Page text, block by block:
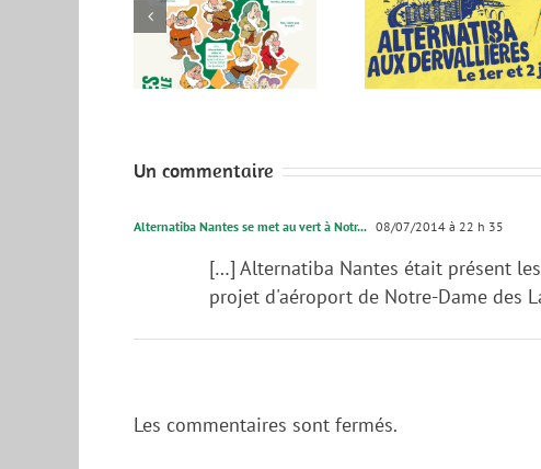
Tour Alternatiba
aux Dervallières,
le 1er et 2 juin
Soirée
28 Septembre
BASE
Un commentaire
Alternatiba Nantes se met au vert à Notr... 08/07/2014 à 22 h 35
[…] Alternatiba Nantes était présent
projet d'aéroport de Notre-Dame des
Les commentaires sont fermés.